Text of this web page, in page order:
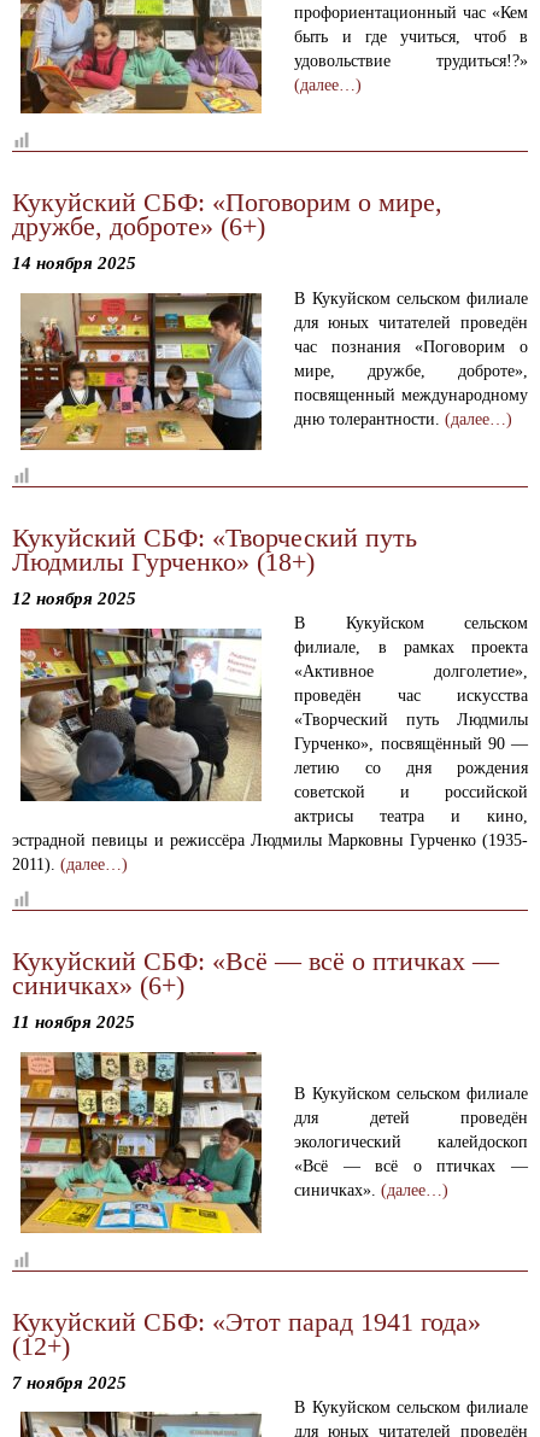
профориентационный час «Кем
быть и где учиться, чтоб в
удовольствие трудиться!?»
(далее…)
Кукуйский СБФ: «Поговорим о мире,
дружбе, доброте» (6+)
14 ноября 2025
В Кукуйском сельском филиале
для юных читателей проведён
час познания «Поговорим о
мире, дружбе, доброте»,
посвященный международному
дню толерантности.(далее…)
Кукуйский СБФ: «Творческий путь
Людмилы Гурченко» (18+)
12 ноября 2025
В Кукуйском сельском
филиале, в рамках проекта
«Активное долголетие»,
проведён час искусства
«Творческий путь Людмилы
Гурченко», посвящённый 90 —
летию со дня рождения
советской и российской
актрисы театра и кино,
эстрадной певицы и режиссёра Людмилы Марковны Гурченко (1935-
2011). (далее…)
Кукуйский СБФ: «Всё — всё о птичках —
синичках» (6+)
11 ноября 2025
В Кукуйском сельском филиале
для детей проведён
экологический калейдоскоп
«Всё — всё о птичках —
синичках».(далее…)
Кукуйский СБФ: «Этот парад 1941 года»
(12+)
7 ноября 2025
В Кукуйском сельском филиале
для юных читателей проведён